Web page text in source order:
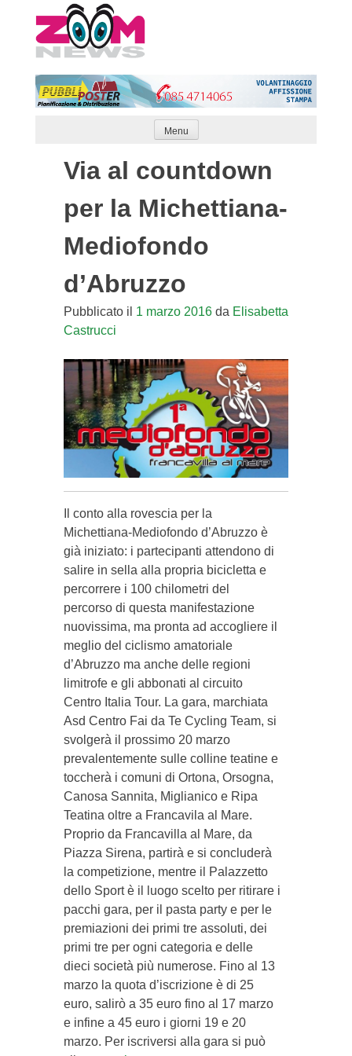
to
content
Menu
Via al countdown
per la Michettiana-
Mediofondo
d’Abruzzo
Pubblicato il 1 marzo 2016da Elisabetta
Castrucci
Il conto alla rovescia per la
Michettiana-Mediofondo d’Abruzzo è
già iniziato: i partecipanti attendono di
salire in sella alla propria bicicletta e
percorrere i 100 chilometri del
percorso di questa manifestazione
nuovissima, ma pronta ad accogliere il
meglio del ciclismo amatoriale
d’Abruzzo ma anche delle regioni
limitrofe e gli abbonati al circuito
Centro Italia Tour. La gara, marchiata
Asd Centro Fai da Te Cycling Team, si
svolgerà il prossimo 20 marzo
prevalentemente sulle colline teatine e
toccherà i comuni di Ortona, Orsogna,
Canosa Sannita, Miglianico e Ripa
Teatina oltre a Francavila al Mare.
Proprio da Francavilla al Mare, da
Piazza Sirena, partirà e si concluderà
la competizione, mentre il Palazzetto
dello Sport è il luogo scelto per ritirare i
pacchi gara, per il pasta party e per le
premiazioni dei primi tre assoluti, dei
primi tre per ogni categoria e delle
dieci società più numerose. Fino al 13
marzo la quota d’iscrizione è di 25
euro, salirò a 35 euro fino al 17 marzo
e infine a 45 euro i giorni 19 e 20
marzo. Per iscriversi alla gara si può